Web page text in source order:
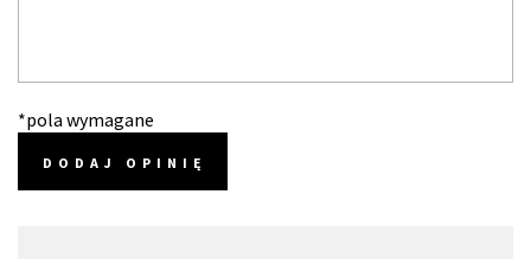
*pola wymagane
DODAJ OPINIĘ